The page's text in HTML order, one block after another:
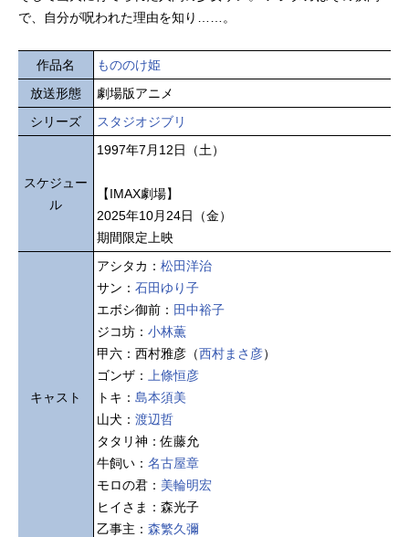
で、自分が呪われた理由を知り……。
作品名
もののけ姫
放送形態
劇場版アニメ
シリーズ
スタジオジブリ
スケジュー
ル
1997年7月12日（土）
【IMAX劇場】
2025年10月24日（金）
期間限定上映
キャスト
アシタカ： 松田洋治
サン： 石田ゆり子
エボシ御前： 田中裕子
ジコ坊： 小林薫
甲六：西村雅彦（西村まさ彦）
ゴンザ：
上條恒彦
トキ： 島本須美
山犬： 渡辺哲
タタリ神：佐藤允
牛飼い： 名古屋章
モロの君： 美輪明宏
ヒイさま：森光子
乙事主： 森繁久彌